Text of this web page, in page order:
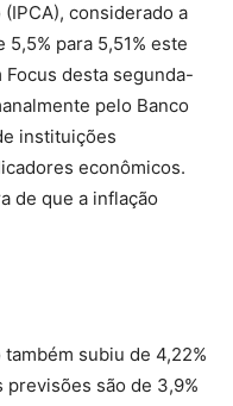
considerado a
para 5,51% este
desta segunda-
pelo Banco
instituições
econômicos.
de que a inflação
subiu de 4,22%
previsões são de 3,9%